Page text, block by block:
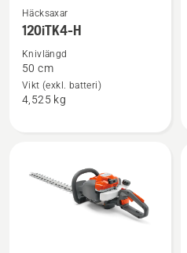
Se
mer
information
om
120iTK4-
Häcksaxar
120iTK4-H
Knivlängd
50 cm
Vikt (exkl. batteri)
4,525 kg